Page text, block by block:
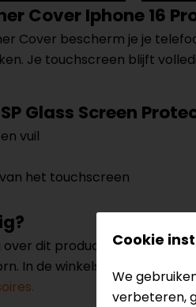
Cover Iphone 16
Cover bescherm je je
Je touchscreen blijft
Glass Screen
vuil
het touchscreen
over dit product? Neem dan
In de winkels kun je het
Cookie
We
verbeteren,